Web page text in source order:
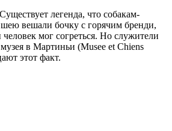
Существует легенда, что собакам-
вешали бочку с горячим бренди,
мог согреться. Но служители
в Мартиньи (Musee et Chiens
этот факт.